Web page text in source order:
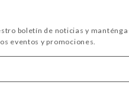
boletín de noticias y
eventos y promociones.